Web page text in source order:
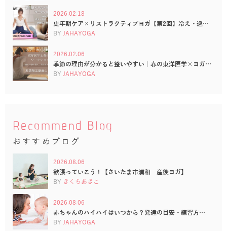
2026.02.18
更年期ケア×リストラクティブヨガ【第2回】冷え・巡…
BY JAHAYOGA
2026.02.06
季節の理由が分かると整いやすい｜春の東洋医学×ヨガ…
BY JAHAYOGA
Recommend Blog
おすすめブログ
2026.08.06
欲張っていこう！【さいたま市浦和 産後ヨガ】
BY きくちあきこ
2026.08.06
赤ちゃんのハイハイはいつから？発達の目安・練習方…
BY JAHAYOGA